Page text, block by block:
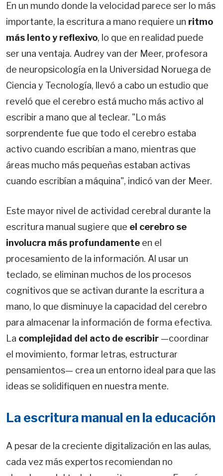
En un mundo donde la velocidad parece ser lo más
importante, la escritura a mano requiere un ritmo
más lento y reflexivo, lo que en realidad puede
ser una ventaja. Audrey van der Meer, profesora
de neuropsicología en la Universidad Noruega de
Ciencia y Tecnología, llevó a cabo un estudio que
reveló que el cerebro está mucho más activo al
escribir a mano que al teclear. "Lo más
sorprendente fue que todo el cerebro estaba
activo cuando escribían a mano, mientras que
áreas mucho más pequeñas estaban activas
cuando escribían a máquina", indicó van der Meer.
Este mayor nivel de actividad cerebral durante la
escritura manual sugiere que el cerebro se
involucra más profundamente en el
procesamiento de la información. Al usar un
teclado, se eliminan muchos de los procesos
cognitivos que se activan durante la escritura a
mano, lo que disminuye la capacidad del cerebro
para almacenar la información de forma efectiva.
La complejidad del acto de escribir —coordinar
el movimiento, formar letras, estructurar
pensamientos— crea un entorno ideal para que las
ideas se solidifiquen en nuestra mente.
La escritura manual en la educación
A pesar de la creciente digitalización en las aulas,
cada vez más expertos recomiendan no